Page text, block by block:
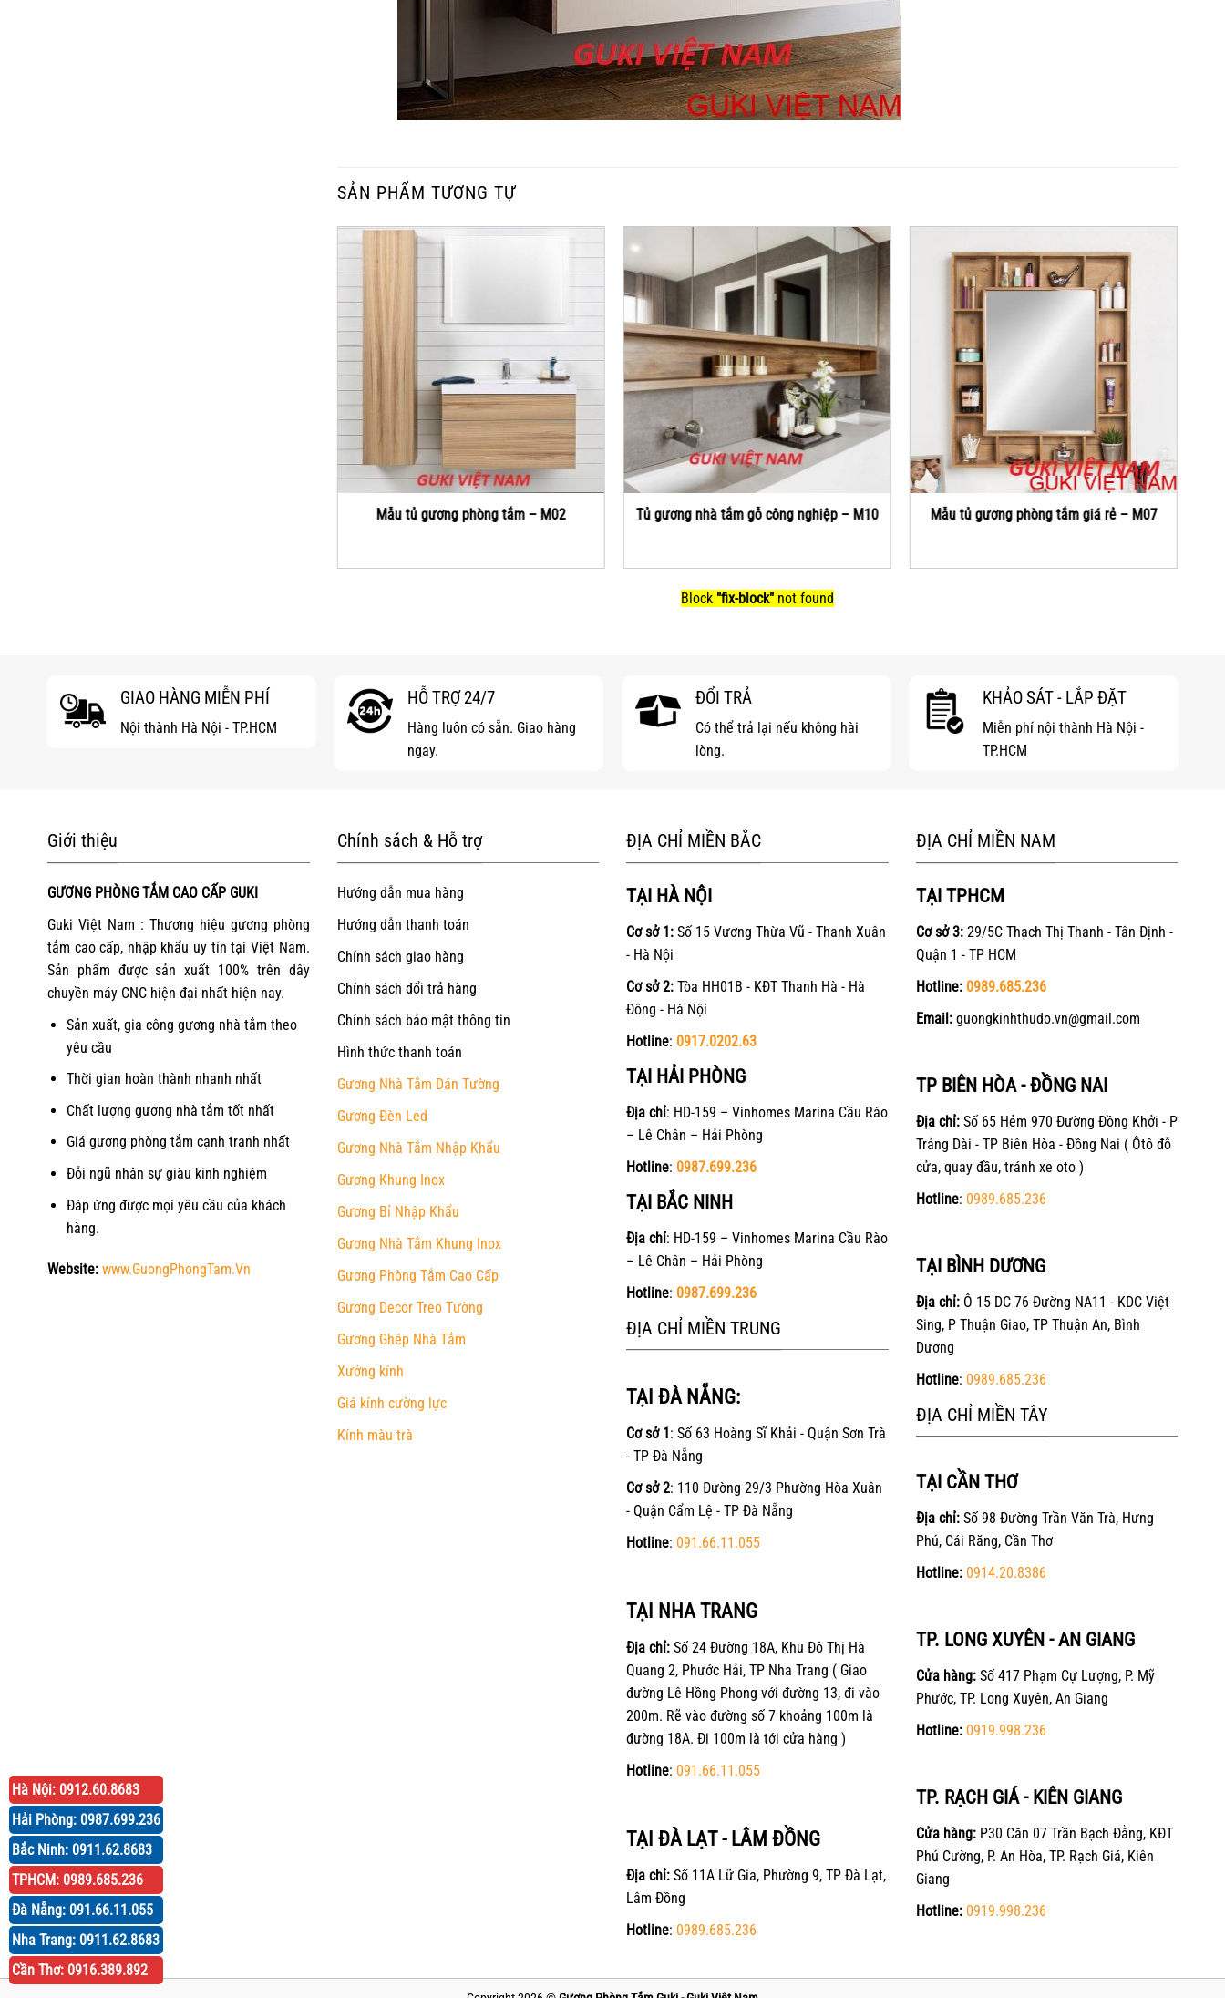
SẢN PHẨM TƯƠNG TỰ
Mẫu tủ gương phòng tắm – M02 Tủ gương nhà tắm gỗ công nghiệp – M10 Mẫu tủ gương phòng tắm giá rẻ – M07
Block "fix-block"not found
GIAO HÀNG MIỄN PHÍ
Nội thành Hà Nội - TP.HCM
HỖ TRỢ 24/7
Hàng luôn có sẵn. Giao hàng
ngay.
ĐỔI TRẢ
Có thể trả lại nếu không hài
lòng.
KHẢO SÁT - LẮP ĐẶT
Miễn phí nội thành Hà Nội -
TP.HCM
Giới thiệu
GƯƠNG PHÒNG TẮM CAO CẤP GUKI
Guki Việt Nam : Thương hiệu gương phòng
tắm cao cấp, nhập khẩu uy tín tại Việt Nam.
Sản phẩm được sản xuất 100% trên dây
chuyền máy CNC hiện đại nhất hiện nay.
Sản xuất, gia công gương nhà tắm theo
yêu cầu
Thời gian hoàn thành nhanh nhất
Chất lượng gương nhà tắm tốt nhất
Giá gương phòng tắm cạnh tranh nhất
Đỗi ngũ nhân sự giàu kinh nghiệm
Đáp ứng được mọi yêu cầu của khách
hàng.
Website: www.GuongPhongTam.Vn
Chính sách & Hỗ trợ
Hướng dẫn mua hàng
Hướng dẫn thanh toán
Chính sách giao hàng
Chính sách đổi trả hàng
Chính sách bảo mật thông tin
Hình thức thanh toán
Gương Nhà Tắm Dán Tường
Gương Đèn Led
Gương Nhà Tắm Nhập Khẩu
Gương Khung Inox
Gương Bỉ Nhập Khẩu
Gương Nhà Tắm Khung Inox
Gương Phòng Tắm Cao Cấp
Gương Decor Treo Tường
Gương Ghép Nhà Tắm
Xưởng kính
Giá kính cường lực
Kính màu trà
ĐỊA CHỈ MIỀN BẮC
TẠI HÀ NỘI
Cơ sở 1: Số 15 Vương Thừa Vũ - Thanh Xuân
- Hà Nội
Cơ sở 2: Tòa HH01B - KĐT Thanh Hà - Hà
Đông - Hà Nội
Hotline: 0917.0202.63
TẠI HẢI PHÒNG
Địa chỉ: HD-159 – Vinhomes Marina Cầu Rào
– Lê Chân – Hải Phòng
Hotline: 0987.699.236
TẠI BẮC NINH
Địa chỉ: HD-159 – Vinhomes Marina Cầu Rào
– Lê Chân – Hải Phòng
Hotline: 0987.699.236
ĐỊA CHỈ MIỀN TRUNG
TẠI ĐÀ NẴNG:
Cơ sở 1: Số 63 Hoàng Sĩ Khải - Quận Sơn Trà
- TP Đà Nẵng
Cơ sở 2: 110 Đường 29/3 Phường Hòa Xuân
- Quận Cẩm Lệ - TP Đà Nẵng
Hotline: 091.66.11.055
TẠI NHA TRANG
Địa chỉ: Số 24 Đường 18A, Khu Đô Thị Hà
Quang 2, Phước Hải, TP Nha Trang ( Giao
đường Lê Hồng Phong với đường 13, đi vào
200m. Rẽ vào đường số 7 khoảng 100m là
đường 18A. Đi 100m là tới cửa hàng )
Hotline: 091.66.11.055
TẠI ĐÀ LẠT - LÂM ĐỒNG
Địa chỉ: Số 11A Lữ Gia, Phường 9, TP Đà Lạt,
Lâm Đồng
Hotline: 0989.685.236
ĐỊA CHỈ MIỀN NAM
TẠI TPHCM
Cơ sở 3:29/5C Thạch Thị Thanh - Tân Định -
Quận 1 - TP HCM
Hotline: 0989.685.236
Email:guongkinhthudo.vn@gmail.com
TP BIÊN HÒA - ĐỒNG NAI
Địa chỉ:Số 65 Hẻm 970 Đường Đồng Khởi - P
Trảng Dài - TP Biên Hòa - Đồng Nai ( Ôtô đỗ
cửa, quay đầu, tránh xe oto )
Hotline: 0989.685.236
TẠI BÌNH DƯƠNG
Địa chỉ:Ô 15 DC 76 Đường NA11 - KDC Việt
Sing, P Thuận Giao, TP Thuận An, Bình
Dương
Hotline: 0989.685.236
ĐỊA CHỈ MIỀN TÂY
TẠI CẦN THƠ
Địa chỉ:Số 98 Đường Trần Văn Trà, Hưng
Phú, Cái Răng, Cần Thơ
Hotline: 0914.20.8386
TP. LONG XUYÊN - AN GIANG
Cửa hàng:Số 417 Phạm Cự Lượng, P. Mỹ
Phước, TP. Long Xuyên, An Giang
Hotline: 0919.998.236
TP. RẠCH GIÁ - KIÊN GIANG
Cửa hàng:P30 Căn 07 Trần Bạch Đằng, KĐT
Phú Cường, P. An Hòa, TP. Rạch Giá, Kiên
Giang
Hotline: 0919.998.236
Hà Nội: 0912.60.8683
Hải Phòng: 0987.699.236
Bắc Ninh: 0911.62.8683
TPHCM: 0989.685.236
Đà Nẵng: 091.66.11.055
Nha Trang: 0911.62.8683
Cần Thơ: 0916.389.892